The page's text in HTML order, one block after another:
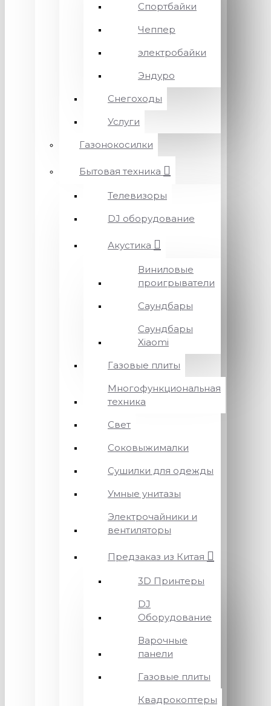
Спортбайки
Чеппер
электробайки
Эндуро
Снегоходы
Услуги
Газонокосилки
Бытовая техника
Телевизоры
DJ оборудование
Акустика
Виниловые
проигрыватели
Саундбары
Саундбары
Xiaomi
Газовые плиты
Многофункциональная
техника
Свет
Соковыжималки
Сушилки для одежды
Умные унитазы
Электрочайники и
вентиляторы
Предзаказ из Китая
3D Принтеры
DJ
Оборудование
Варочные
панели
Газовые плиты
Квадрокоптеры